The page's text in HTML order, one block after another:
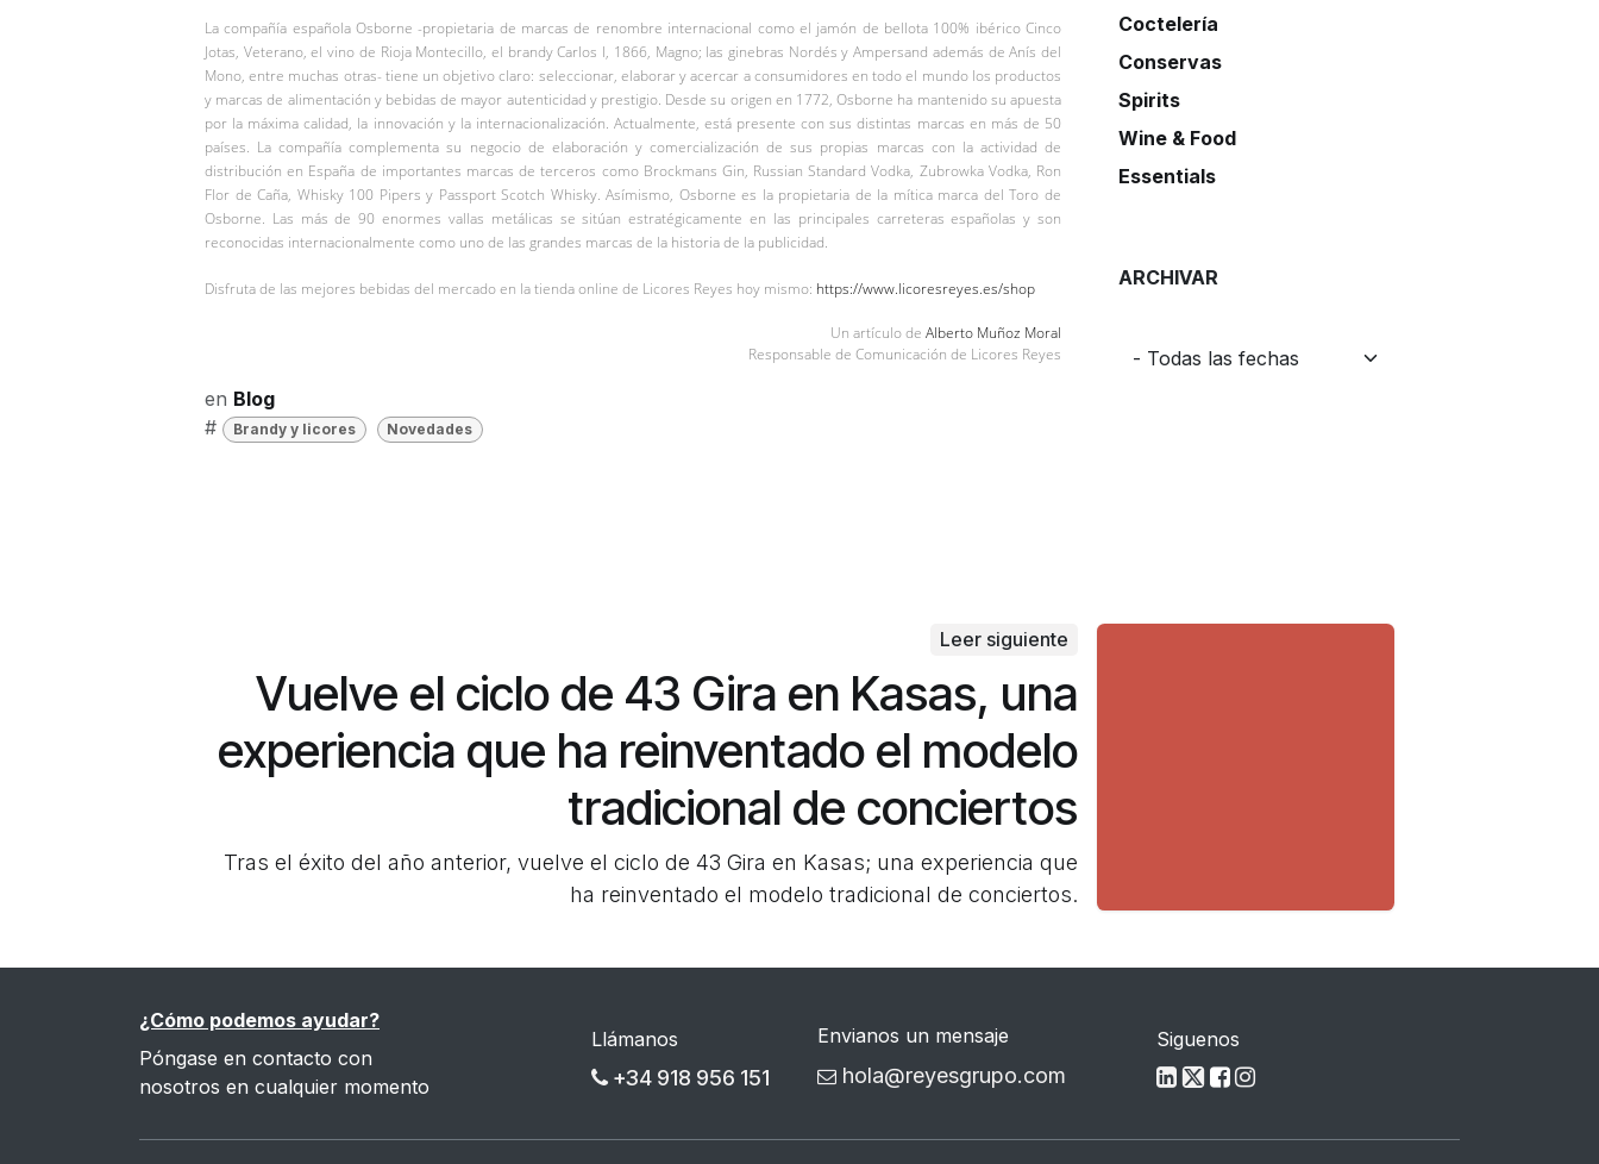
La compañía española Osborne -propietaria de marcas de renombre internacional como el jamón de bellota 100% ibérico Cinco
Jotas, Veterano, el vino de Rioja Montecillo, el brandy Carlos I, 1866, Magno; las ginebras Nordés y Ampersand además de Anís del
Mono, entre muchas otras- tiene un objetivo claro: seleccionar, elaborar y acercar a consumidores en todo el mundo los productos
y marcas de alimentación y bebidas de mayor autenticidad y prestigio. Desde su origen en 1772, Osborne ha mantenido su apuesta
por la máxima calidad, la innovación y la internacionalización. Actualmente, está presente con sus distintas marcas en más de 50
países. La compañía complementa su negocio de elaboración y comercialización de sus propias marcas con la actividad de
distribución en España de importantes marcas de terceros como Brockmans Gin, Russian Standard Vodka, Zubrowka Vodka, Ron
Flor de Caña, Whisky 100 Pipers y Passport Scotch Whisky. Asímismo, Osborne es la propietaria de la mítica marca del Toro de
Osborne. Las más de 90 enormes vallas metálicas se sitúan estratégicamente en las principales carreteras españolas y son
reconocidas internacionalmente como uno de las grandes marcas de la historia de la publicidad.
Disfruta de las mejores bebidas del mercado en la tienda online de Licores Reyes hoy mismo: https://www.licoresreyes.es/shop
Un artículo de Alberto Muñoz Moral
Responsable de Comunicación de Licores Reyes
en Blog
#
Brandy y licores Novedades
Coctelería
Conservas
Spirits
Wine & Food
Essentials
ARCHIVAR
Leer siguiente
Vuelve el ciclo de 43 Gira en Kasas, una
experiencia que ha reinventado el modelo
tradicional de conciertos
Tras el éxito del año anterior, vuelve el ciclo de 43 Gira en Kasas; una experiencia que
ha reinventado el modelo tradicional de conciertos.
¿Cómo podemos ayudar?
Póngase en contacto con
nosotros en cualquier momento
Llámanos
+34 918 956 151
Envianos un mensaje
hola@reyesgrupo.com
Siguenos